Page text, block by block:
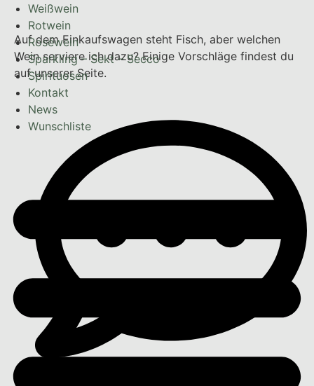
Weißwein
Rotwein
Roséwein
Sparkling – Sekt – Secco
Spirituosen
Kontakt
News
Wunschliste
Auf dem Einkaufswagen steht Fisch, aber welchen
Wein serviere ich dazu? Einige Vorschläge findest du
auf unserer Seite.